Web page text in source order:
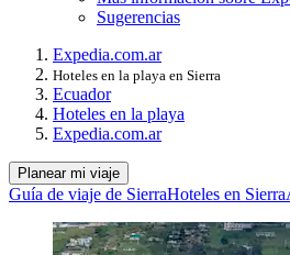
Sugerencias
Expedia.com.ar
Hoteles en la playa en Sierra
Ecuador
Hoteles en la playa
Expedia.com.ar
Planear mi viaje
Guía de viaje de SierraHoteles en Sierra